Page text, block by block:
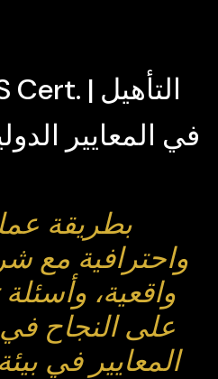
واحترافية مع
واقعية،
على النجاح في
المعايير في